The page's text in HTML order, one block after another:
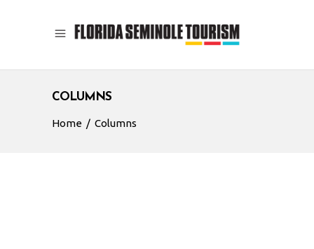
COLUMNS
Home / Columns